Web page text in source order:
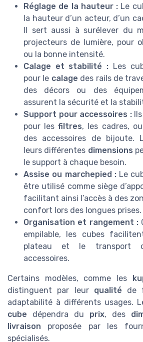
Réglage de la hauteur : Le
la hauteur d’un acteur, d’un
Il sert aussi à surélever du
projecteurs de lumière, pour
ou la bonne intensité.
Calage et stabilité : Les
pour le calage des rails de
des décors ou des
assurent la sécurité et la
Support pour accessoires :Ils
pour lesfiltres, les cadres,
des accessoires de bijoute.
leurs différentes dimensions
le support à chaque besoin.
Assise ou marchepied :Le
être utilisé comme siège
facilitant ainsi l’accès à des
confort lors des longues prises.
Organisation et rangement :
empilable, les cubes
plateau et le transport
accessoires.
Certains modèles, comme les
distinguent par leur qualité de
adaptabilité à différents usages.
cube dépendra du prix, des
livraison proposée par les
spécialisés.